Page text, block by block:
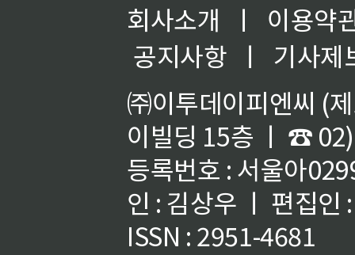
회사소개 ㅣ
이용약
공지사항
ㅣ
기사제
㈜이투데이피엔씨 (
이빌딩 15층 ㅣ ☎
등록번호 : 서울아
인 : 김상우 ㅣ 편집인
ISSN : 2951-4681